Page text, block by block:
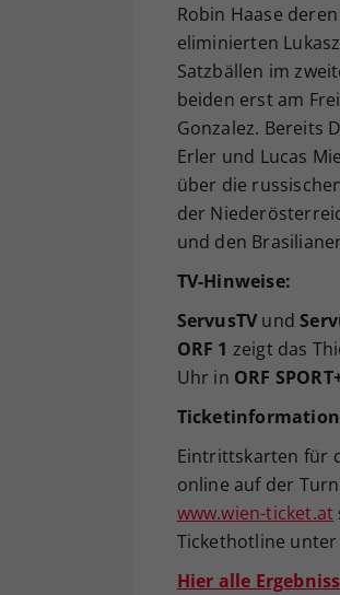
Robin Haase
eliminierten
Satzbällen im
beiden erst am
Gonzalez. Bereits
Erler und Lucas
über die
der
und den
TV-Hinweise:
ServusTV und
ORF 1 zeigt das
Uhr in ORF
Ticketinformation
Eintrittskarten für
online auf der
www.wien-ticket.at
Tickethotline unter
Hier alle